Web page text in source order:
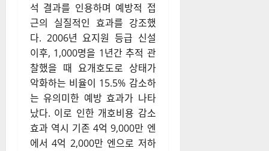
석 결과를 인용하며 예방적 접
근의 실질적인 효과를 강조했
다. 2006년 요지원 등급 신설
이후, 1,000명을 1년간 추적 관
찰했을 때 요개호도로 상태가
악화하는 비율이 15.5% 감소하
는 유의미한 예방 효과가 나타
났다. 이로 인한 개호비용 감소
효과 역시 기존 4억 9,000만 엔
에서 4억 2,000만 엔으로 저하